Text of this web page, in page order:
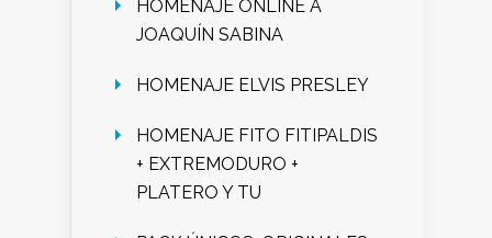
HOMENAJE ONLINE A
JOAQUÍN SABINA
HOMENAJE ELVIS PRESLEY
HOMENAJE FITO FITIPALDIS
+ EXTREMODURO +
PLATERO Y TU